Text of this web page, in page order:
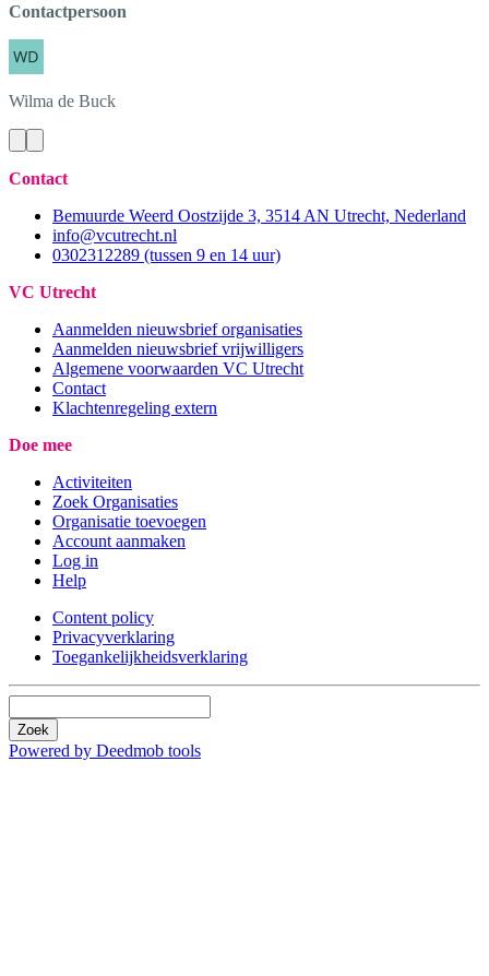
Contactpersoon
Wilma de Buck
Contact
Bemuurde Weerd Oostzijde 3, 3514 AN Utrecht, Nederland
info@vcutrecht.nl
0302312289 (tussen 9 en 14 uur)
VC Utrecht
Aanmelden nieuwsbrief organisaties
Aanmelden nieuwsbrief vrijwilligers
Algemene voorwaarden VC Utrecht
Contact
Klachtenregeling extern
Doe mee
Activiteiten
Zoek Organisaties
Organisatie toevoegen
Account aanmaken
Log in
Help
Content policy
Privacyverklaring
Toegankelijkheidsverklaring
Zoek
Powered by Deedmob tools